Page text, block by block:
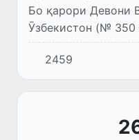
Бо қарори Девони
Ӯзбекистон (№ 350
Низомнома дар
донишҷӯён ба
таҳсилоти олии
2459